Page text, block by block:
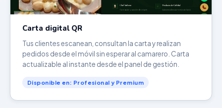
Carta digital QR
Tus clientes escanean, consultan la carta y realizan
pedidos desde el móvil sin esperar al camarero. Carta
actualizable al instante desde el panel de gestión.
Disponible en: Profesional y Premium